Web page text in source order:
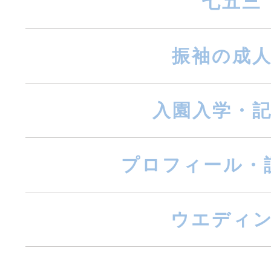
振袖の成
入園入学・
プロフィール・
ウエディ